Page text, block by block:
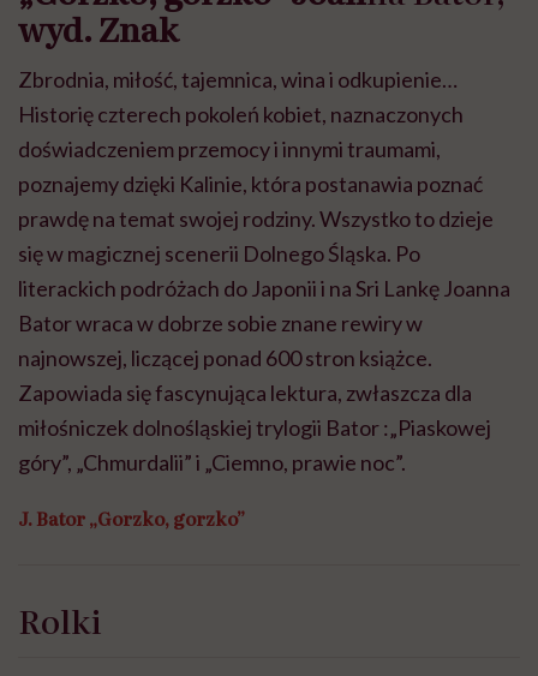
wyd. Znak
Zbrodnia, miłość, tajemnica, wina i odkupienie…
Historię czterech pokoleń kobiet, naznaczonych
doświadczeniem przemocy i innymi traumami,
poznajemy dzięki Kalinie, która postanawia poznać
prawdę na temat swojej rodziny. Wszystko to dzieje
się w magicznej scenerii Dolnego Śląska. Po
literackich podróżach do Japonii i na Sri Lankę Joanna
Bator wraca w dobrze sobie znane rewiry w
najnowszej, liczącej ponad 600 stron książce.
Zapowiada się fascynująca lektura, zwłaszcza dla
miłośniczek dolnośląskiej trylogii Bator :„Piaskowej
góry”, „Chmurdalii” i „Ciemno, prawie noc”.
J. Bator „Gorzko, gorzko”
Rolki